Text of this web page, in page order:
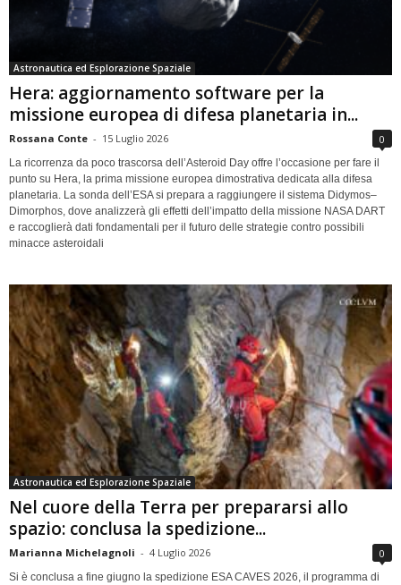
Astronautica ed Esplorazione Spaziale
Hera: aggiornamento software per la
missione europea di difesa planetaria in...
Rossana Conte - 15 Luglio 2026 0
La ricorrenza da poco trascorsa dell’Asteroid Day offre l’occasione per fare il
punto su Hera, la prima missione europea dimostrativa dedicata alla difesa
planetaria. La sonda dell’ESA si prepara a raggiungere il sistema Didymos–
Dimorphos, dove analizzerà gli effetti dell’impatto della missione NASA DART
e raccoglierà dati fondamentali per il futuro delle strategie contro possibili
minacce asteroidali
Astronautica ed Esplorazione Spaziale
Nel cuore della Terra per prepararsi allo
spazio: conclusa la spedizione...
Marianna Michelagnoli - 4 Luglio 2026 0
Si è conclusa a fine giugno la spedizione ESA CAVES 2026, il programma di